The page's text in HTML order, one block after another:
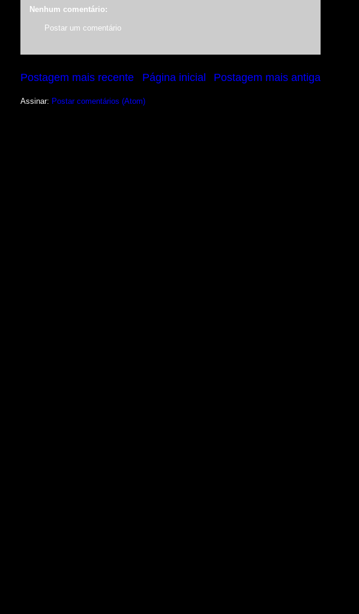
Nenhum comentário:
Postar um comentário
Postagem mais recente Postagem mais antiga
Página inicial
Assinar: Postar comentários (Atom)